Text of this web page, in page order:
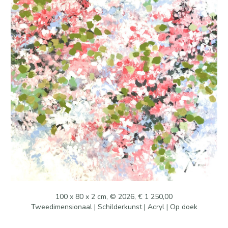
100 x 80 x 2 cm, © 2026, € 1 250,00
Tweedimensionaal | Schilderkunst | Acryl | Op doek